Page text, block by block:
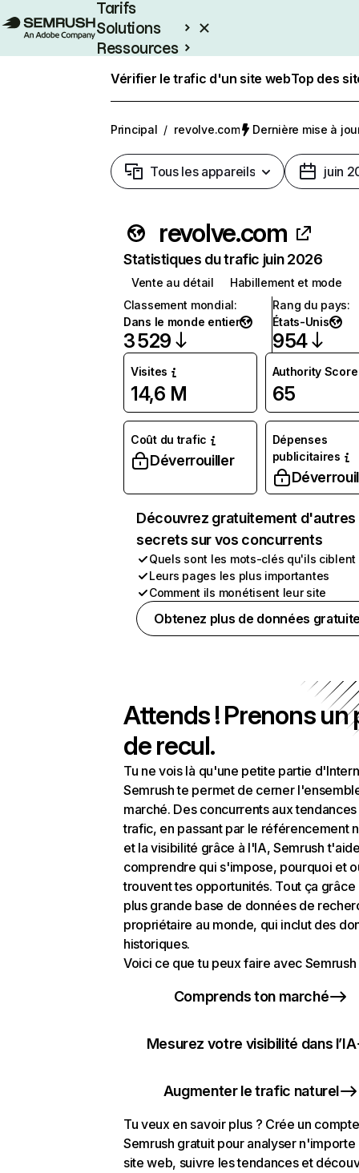
Tarifs
Solutions
Ressources
Vérifier le trafic d'un site webTop des
Principal / revolve.com Dernière mise à
Tous les appareils juin
revolve.com
Statistiques du trafic juin 2026
Vente au détail
Habillement et mode
Classement mondial:
Dans le monde entier
3 529
Rang du pays:
États-Unis
954
Visites
14,6 M
Authority Score
65
Coût du trafic
Déverrouiller
Dépenses
publicitaires
Découvrez gratuitement d'autres
secrets sur vos concurrents
Quels sont les mots-clés qu'ils ciblent
Leurs pages les plus importantes
Comment ils monétisent leur site
Obtenez plus de données
Attends ! Prenons un
de recul.
Tu ne vois là qu'une petite partie
Semrush te permet de cerner
marché. Des concurrents aux
trafic, en passant par le référencement
et la visibilité grâce à l'IA, Semrush
comprendre qui s'impose, pourquoi et
trouvent tes opportunités. Tout ça grâce
plus grande base de données de
propriétaire au monde, qui inclut des
historiques.
Voici ce que tu peux faire avec Semrush
Comprends ton marché
Mesurez votre visibilité dans l’IA
Augmenter le trafic naturel
Tu veux en savoir plus ? Crée un compte
Semrush gratuit pour analyser n'importe
site web, suivre les tendances et